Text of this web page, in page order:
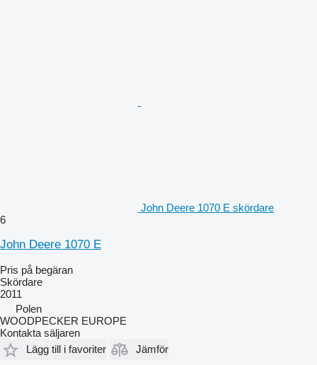
John Deere 1070 E skördare
6
John Deere 1070 E
Pris på begäran
Skördare
2011
Polen
WOODPECKER EUROPE
Kontakta säljaren
Lägg till i favoriter
Jämför